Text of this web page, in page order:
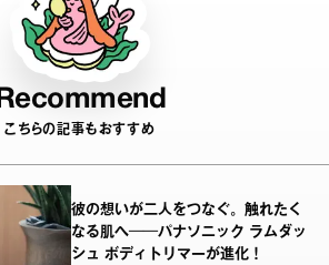
Recommend
こちらの記事もおすすめ
彼の想いが二人をつなぐ。触れたく
なる肌へ──パナソニック ラムダッ
シュ ボディトリマーが進化！